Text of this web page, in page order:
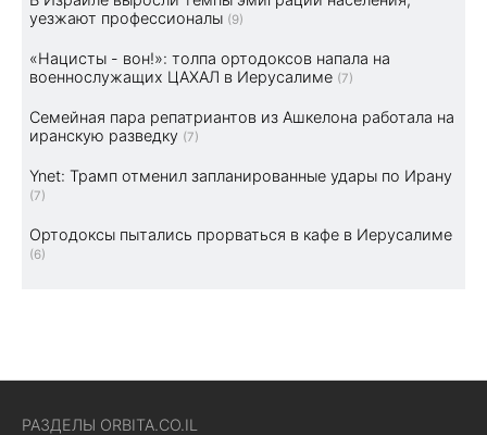
уезжают профессионалы (9)
«Нацисты - вон!»: толпа ортодоксов напала на
военнослужащих ЦАХАЛ в Иерусалиме (7)
Семейная пара репатриантов из Ашкелона работала на
иранскую разведку (7)
Ynet: Трамп отменил запланированные удары по Ирану
(7)
Ортодоксы пытались прорваться в кафе в Иерусалиме
(6)
РАЗДЕЛЫ ORBITA.CO.IL